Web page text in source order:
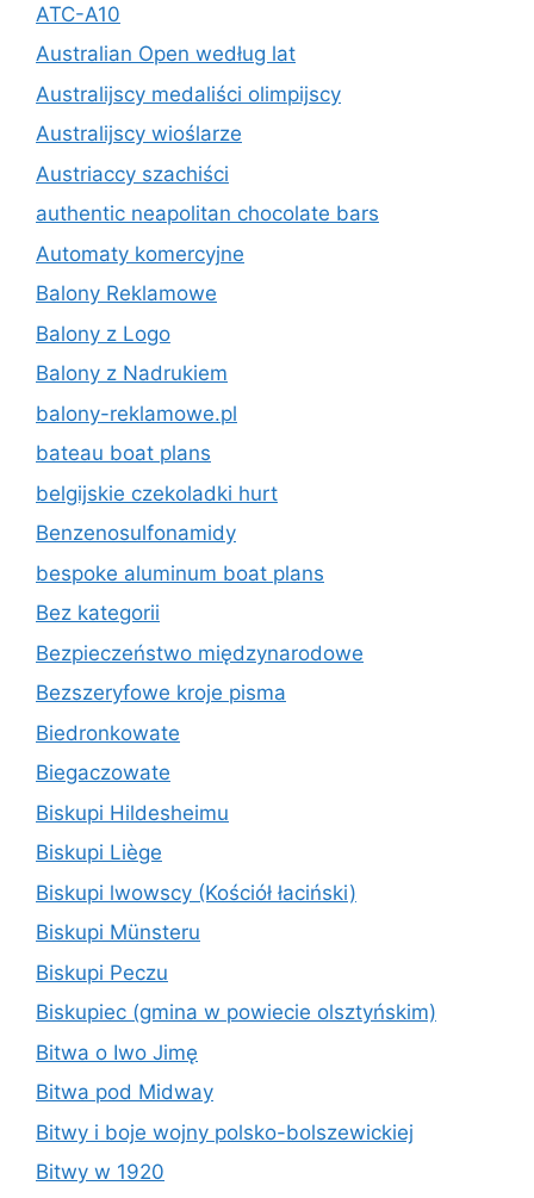
ATC-A10
Australian Open według lat
Australijscy medaliści olimpijscy
Australijscy wioślarze
Austriaccy szachiści
authentic neapolitan chocolate bars
Automaty komercyjne
Balony Reklamowe
Balony z Logo
Balony z Nadrukiem
balony-reklamowe.pl
bateau boat plans
belgijskie czekoladki hurt
Benzenosulfonamidy
bespoke aluminum boat plans
Bez kategorii
Bezpieczeństwo międzynarodowe
Bezszeryfowe kroje pisma
Biedronkowate
Biegaczowate
Biskupi Hildesheimu
Biskupi Liège
Biskupi lwowscy (Kościół łaciński)
Biskupi Münsteru
Biskupi Peczu
Biskupiec (gmina w powiecie olsztyńskim)
Bitwa o Iwo Jimę
Bitwa pod Midway
Bitwy i boje wojny polsko-bolszewickiej
Bitwy w 1920